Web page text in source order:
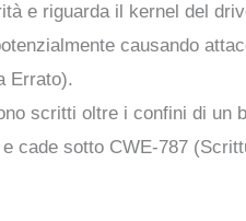
e riguarda il kernel del
causando
Errato).
scritti oltre i confini di un
cade sotto CWE-787